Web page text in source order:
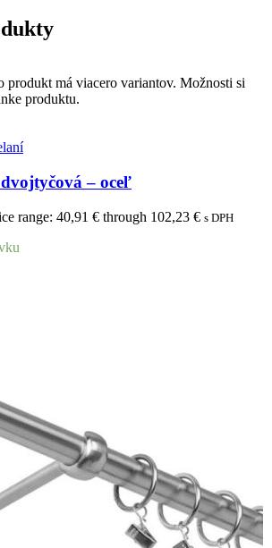
produkt má viacero variantov. Možnosti si
produktu.
– oceľ
range: 40,91 € through 102,23 € s DPH